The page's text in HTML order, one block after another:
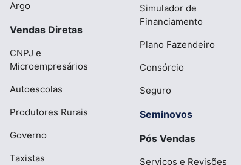
Argo
Vendas Diretas
CNPJ e
Microempresários
Autoescolas
Produtores Rurais
Governo
Taxistas
Simulador de
Financiamento
Plano Fazendeiro
Consórcio
Seguro
Seminovos
Pós Vendas
Serviços e Revisões